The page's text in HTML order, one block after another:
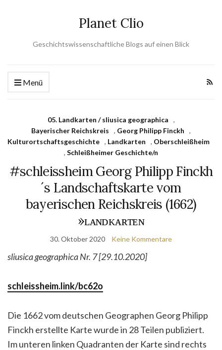
Planet Clio
Geschichtswissenschaftliche Blogs auf einen Blick
Menü
05. Landkarten / sliusica geographica
,
Bayerischer Reichskreis
, Georg Philipp Finckh
,
Kulturortschafts­geschichte , Landkarten , Oberschleißheim
, Schleißheimer Geschichte/n
#schleissheim Georg Philipp Finckh
´s Landschaftskarte vom
bayerischen Reichskreis (1662)
»ʟᴀɴᴅᴋᴀʀᴛᴇɴ
30. Oktober 2020 Keine Kommentare
sliusica geographica Nr. 7 [29.10.2020]
schleissheim.link/bc62o
Die 1662 vom deutschen Geographen Georg Philipp
Finckh erstellte Karte wurde in 28 Teilen publiziert.
Im unteren linken Quadranten der Karte sind rechts